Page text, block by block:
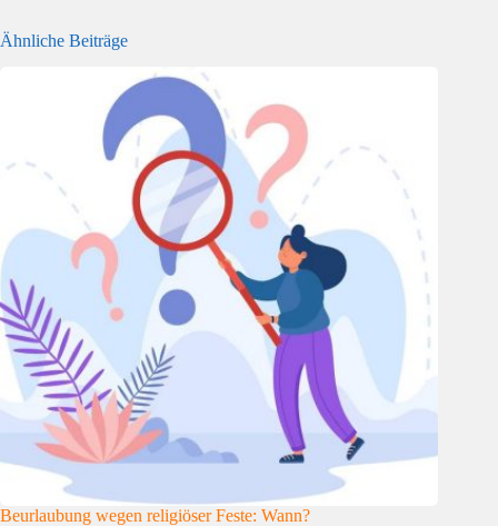
Ähnliche Beiträge
Beurlaubung wegen religiöser Feste: Wann?